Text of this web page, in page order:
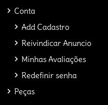
Conta
Add Cadastro
Reivindicar Anuncio
Minhas Avaliações
Redefinir senha
Peças